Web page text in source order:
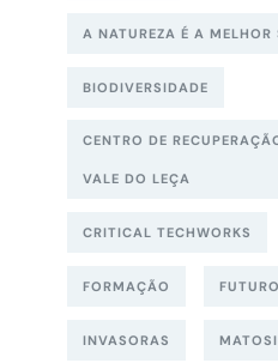
A NATUREZA É A
BIODIVERSIDADE
CENTRO DE
VALE DO LEÇA
CRITICAL TECHWORKS
FORMAÇÃO FUTURO
INVASORAS